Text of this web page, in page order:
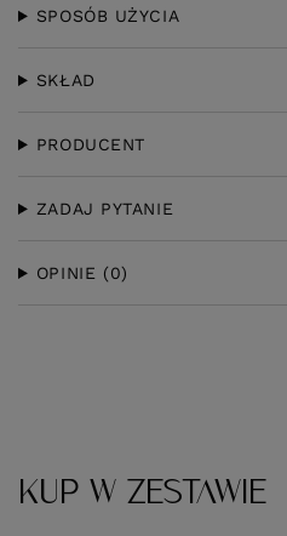
SPOSÓB UŻYCIA
SKŁAD
PRODUCENT
ZADAJ PYTANIE
OPINIE (0)
KUP W ZESTAWIE